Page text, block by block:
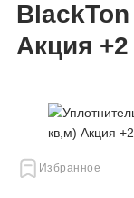
Акция
Избранное